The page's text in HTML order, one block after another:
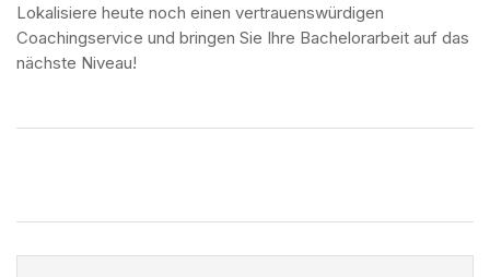
Lokalisiere heute noch einen vertrauenswürdigen
Coachingservice und bringen Sie Ihre Bachelorarbeit auf das
nächste Niveau!